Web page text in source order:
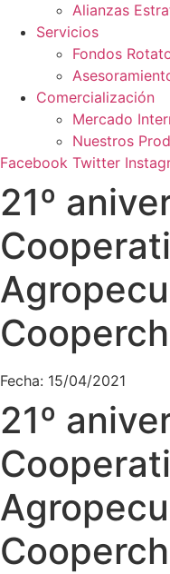
Alianzas
Servicios
Fondos
Comercialización
Mercado
Nuestros
Facebook Twitter
21º
Fecha: 15/04/2021
21º